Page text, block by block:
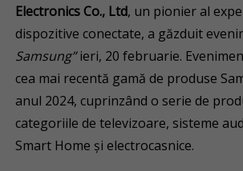
Electronics Co., Ltd, un pionier al
dispozitive conectate, a găzduit
Samsung”ieri, 20 februarie.
cea mai recentă gamă de produse
anul 2024, cuprinzând o serie de
categoriile de televizoare, sisteme
Smart Home și electrocasnice.